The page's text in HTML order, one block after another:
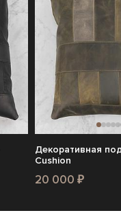
Декоративная
Cushion
20 000 ₽